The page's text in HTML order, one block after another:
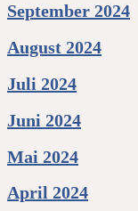
September 2024
August 2024
Juli 2024
Juni 2024
Mai 2024
April 2024